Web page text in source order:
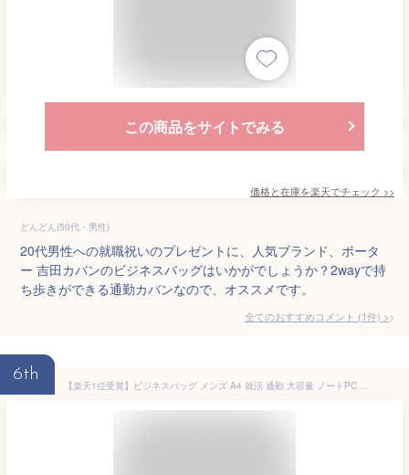
この商品をサイトでみる
価格と在庫を楽天でチェック >>
どんどん(50代・男性)
20代男性への就職祝いのプレゼントに、人気ブランド、ポータ
ー 吉田カバンのビジネスバッグはいかがでしょうか？2wayで持
ち歩きができる通勤カバンなので、オススメです。
全てのおすすめコメント (1件) >
6th
【楽天1位受賞】ビジネスバッグ メンズ A4 就活 通勤 大容量 ノートPC 軽量 ショルダーベルト 表面撥水加工 2WAY 13.3インチ レディース メンズバッグ 就活バッグ パソコンバッグ ビジネスバック PCバッグ ブリーフケース